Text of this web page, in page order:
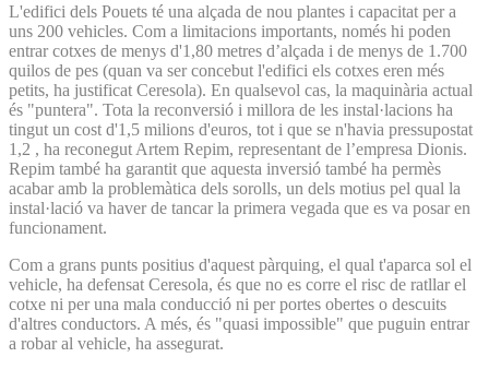
L'edifici dels Pouets té una alçada de nou plantes i capacitat per a
uns 200 vehicles. Com a limitacions importants, només hi poden
entrar cotxes de menys d'1,80 metres d’alçada i de menys de 1.700
quilos de pes (quan va ser concebut l'edifici els cotxes eren més
petits, ha justificat Ceresola). En qualsevol cas, la maquinària actual
és "puntera". Tota la reconversió i millora de les instal·lacions ha
tingut un cost d'1,5 milions d'euros, tot i que se n'havia pressupostat
1,2 , ha reconegut Artem Repim, representant de l’empresa Dionis.
Repim també ha garantit que aquesta inversió també ha permès
acabar amb la problemàtica dels sorolls, un dels motius pel qual la
instal·lació va haver de tancar la primera vegada que es va posar en
funcionament.
Com a grans punts positius d'aquest pàrquing, el qual t'aparca sol el
vehicle, ha defensat Ceresola, és que no es corre el risc de ratllar el
cotxe ni per una mala conducció ni per portes obertes o descuits
d'altres conductors. A més, és "quasi impossible" que puguin entrar
a robar al vehicle, ha assegurat.